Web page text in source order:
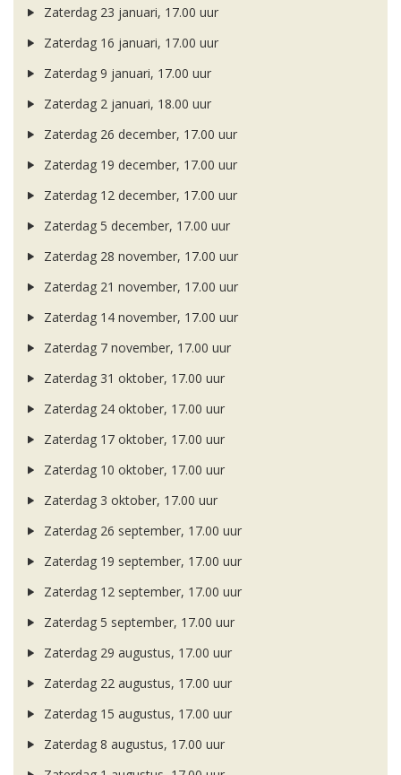
Zaterdag 23 januari, 17.00 uur
Zaterdag 16 januari, 17.00 uur
Zaterdag 9 januari, 17.00 uur
Zaterdag 2 januari, 18.00 uur
Zaterdag 26 december, 17.00 uur
Zaterdag 19 december, 17.00 uur
Zaterdag 12 december, 17.00 uur
Zaterdag 5 december, 17.00 uur
Zaterdag 28 november, 17.00 uur
Zaterdag 21 november, 17.00 uur
Zaterdag 14 november, 17.00 uur
Zaterdag 7 november, 17.00 uur
Zaterdag 31 oktober, 17.00 uur
Zaterdag 24 oktober, 17.00 uur
Zaterdag 17 oktober, 17.00 uur
Zaterdag 10 oktober, 17.00 uur
Zaterdag 3 oktober, 17.00 uur
Zaterdag 26 september, 17.00 uur
Zaterdag 19 september, 17.00 uur
Zaterdag 12 september, 17.00 uur
Zaterdag 5 september, 17.00 uur
Zaterdag 29 augustus, 17.00 uur
Zaterdag 22 augustus, 17.00 uur
Zaterdag 15 augustus, 17.00 uur
Zaterdag 8 augustus, 17.00 uur